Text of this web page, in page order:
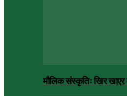
मौलिक संस्कृतिः खिर